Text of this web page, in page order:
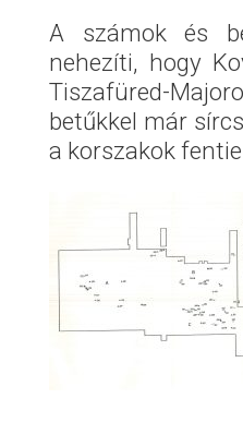
A számok és
nehezíti, hogy
Tiszafüred-
betűkkel már
a korszakok